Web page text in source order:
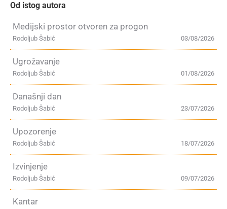
Od istog autora
Medijski prostor otvoren za progon
03/08/2026
Rodoljub Šabić
Ugrožavanje
01/08/2026
Rodoljub Šabić
Današnji dan
23/07/2026
Rodoljub Šabić
Upozorenje
18/07/2026
Rodoljub Šabić
Izvinjenje
09/07/2026
Rodoljub Šabić
Kantar